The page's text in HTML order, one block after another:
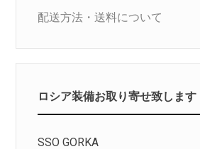
配送方法・送料について
ロシア装備お取り寄せ致します
SSO GORKA